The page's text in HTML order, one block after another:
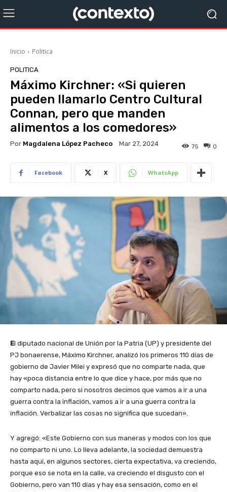
Inicio Politica
POLITICA
Máximo Kirchner: «Si quieren
pueden llamarlo Centro Cultural
Connan, pero que manden
alimentos a los comedores»
Por Magdalena López Pacheco Mar 27, 2024 0
75
Facebook X WhatsApp
El diputado nacional de Unión por la Patria (UP) y presidente del
PJ bonaerense, Máximo Kirchner, analizó los primeros 110 días de
gobierno de Javier Milei y expresó que no comparte nada, que
hay «poca distancia entre lo que dice y hace, por más que no
comparto nada, pero si nosotros decimos que vamos a ir a una
guerra contra la inflación, vamos a ir a una guerra contra la
inflación. Verbalizar las cosas no significa que sucedan».
Y agregó: «Este Gobierno con sus maneras y modos con los que
no comparto ni uno. Lo lleva adelante, la sociedad demuestra
hasta aquí, en algunos sectores, cierta expectativa, va creciendo,
porque eso se nota en la calle, va creciendo el disgusto con el
Gobierno, pero van 110 días y hay esa sensación, como en el